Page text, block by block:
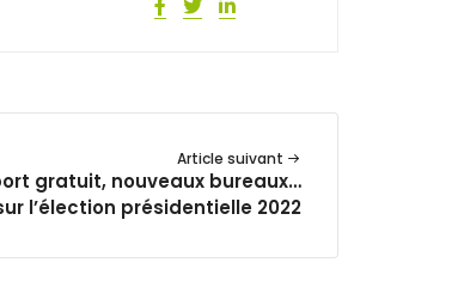
Article suivant
gratuit, nouveaux bureaux…
l’élection présidentielle 2022